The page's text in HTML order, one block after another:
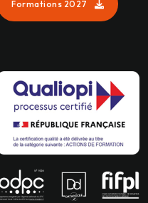
Formations 2027